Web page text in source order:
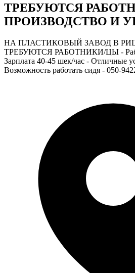
ТРЕБУЮТСЯ
ПРОИЗВОДСТВО И
НА ПЛАСТИКОВЫЙ ЗАВОД В
ТРЕБУЮТСЯ РАБОТНИКИ/ЦЫ -
Зарплата 40-45 шек/час - Отличные
Возможность работать сидя - 050-